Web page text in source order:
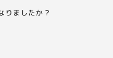
りましたか？